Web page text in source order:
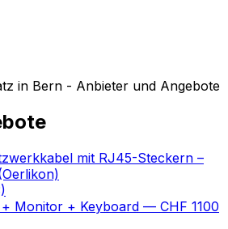
in Bern - Anbieter und Angebote
mit RJ45-Steckern –
Monitor + Keyboard — CHF 1100